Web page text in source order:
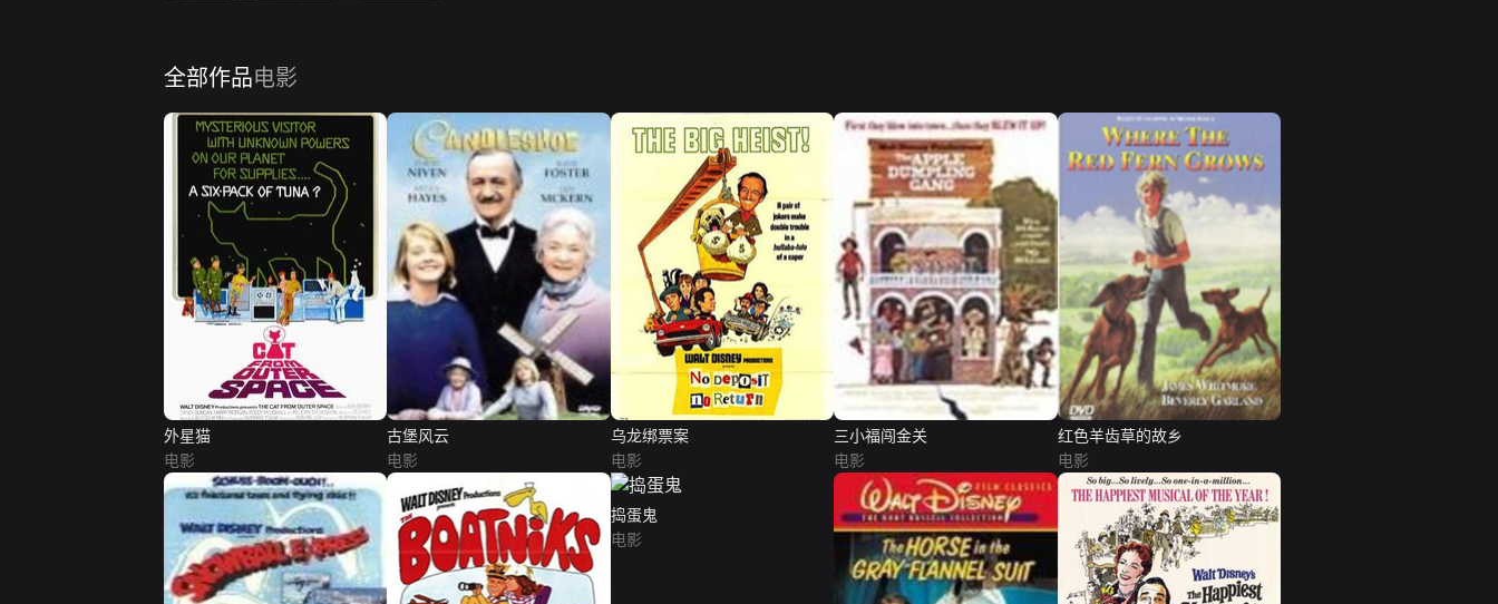
全部作品电影
外星猫
电影
古堡风云
电影
乌龙绑票案
电影
三小福闯金关
电影
红色羊齿草的故乡
电影
捣蛋鬼
电影